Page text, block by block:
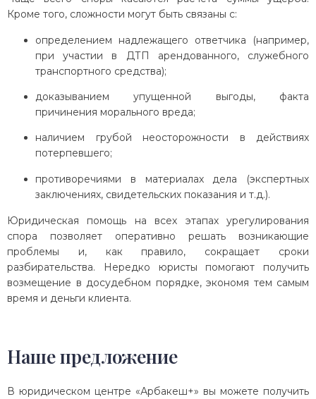
Кроме того, сложности могут быть связаны с:
определением надлежащего ответчика (например,
при участии в ДТП арендованного, служебного
транспортного средства);
доказыванием упущенной выгоды, факта
причинения морального вреда;
наличием грубой неосторожности в действиях
потерпевшего;
противоречиями в материалах дела (экспертных
заключениях, свидетельских показания и т.д.).
Юридическая помощь на всех этапах урегулирования
спора позволяет оперативно решать возникающие
проблемы и, как правило, сокращает сроки
разбирательства. Нередко юристы помогают получить
возмещение в досудебном порядке, экономя тем самым
время и деньги клиента.
Наше предложение
В юридическом центре «Арбакеш+» вы можете получить